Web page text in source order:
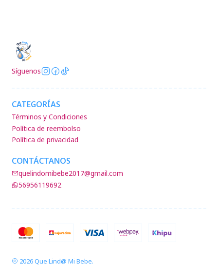
Síguenos
CATEGORÍAS
Términos y Condiciones
Política de reembolso
Política de privacidad
CONTÁCTANOS
quelindomibebe2017@gmail.com
56956119692
2026 Que Lind@ Mi Bebe.